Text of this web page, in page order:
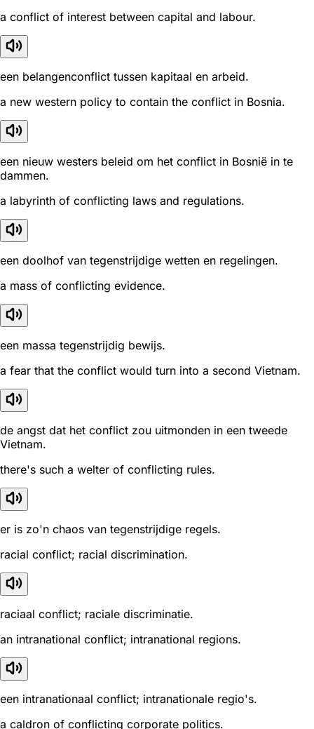
a conflict of interest between capital and labour.
een belangenconflict tussen kapitaal en arbeid.
a new western policy to contain the conflict in Bosnia.
een nieuw westers beleid om het conflict in Bosnië in te
dammen.
a labyrinth of conflicting laws and regulations.
een doolhof van tegenstrijdige wetten en regelingen.
a mass of conflicting evidence.
een massa tegenstrijdig bewijs.
a fear that the conflict would turn into a second Vietnam.
de angst dat het conflict zou uitmonden in een tweede
Vietnam.
there's such a welter of conflicting rules.
er is zo'n chaos van tegenstrijdige regels.
racial conflict; racial discrimination.
raciaal conflict; raciale discriminatie.
an intranational conflict; intranational regions.
een intranationaal conflict; intranationale regio's.
a caldron of conflicting corporate politics.